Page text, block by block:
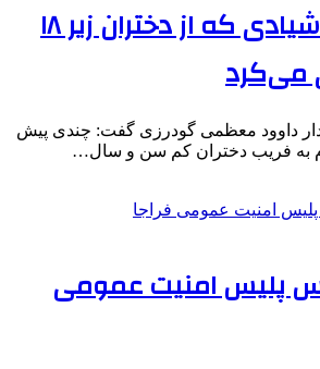
دستگیری شیادی که از دختران زیر ۱۸
می‌کرد
داوود معظمی گودرزی گفت: چندی پیش
به فریب دختران کم سن و سال…
پلیس امنیت عمومی